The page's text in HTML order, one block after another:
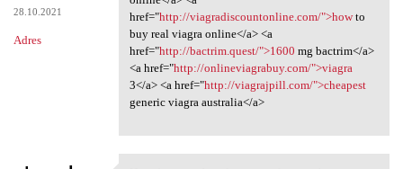
28.10.2021
Adres
href="http://viagradiscountonline.com/">howto
buy real viagra online</a> <a
href="http://bactrim.quest/">1600 mg bactrim</a>
<a href="http://onlineviagrabuy.com/">viagra
3</a> <a href="http://viagrajpill.com/">cheapest
generic viagra australia</a>